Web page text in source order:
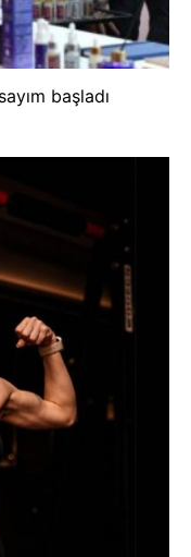
başladı